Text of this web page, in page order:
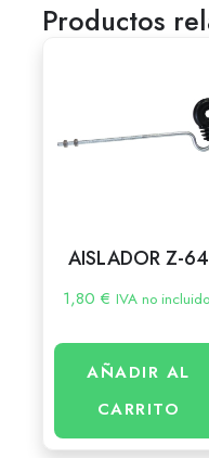
Productos
AISLADOR Z-64
1,80€ IVA no
AÑADIR AL
CARRITO